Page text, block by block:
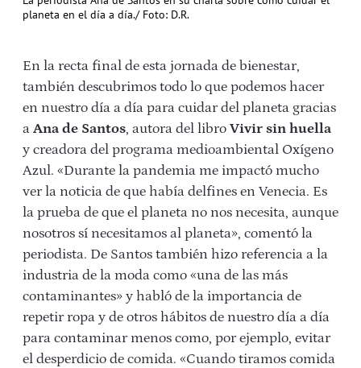
planeta en el día a día./ Foto: D.R.
En la recta final de esta jornada de bienestar,
también descubrimos todo lo que podemos hacer
en nuestro día a día para cuidar del planeta gracias
a Ana de Santos, autora del libro Vivir sin huella
y creadora del programa medioambiental Oxígeno
Azul. «Durante la pandemia me impactó mucho
ver la noticia de que había delfines en Venecia. Es
la prueba de que el planeta no nos necesita, aunque
nosotros sí necesitamos al planeta», comentó la
periodista. De Santos también hizo referencia a la
industria de la moda como «una de las más
contaminantes» y habló de la importancia de
repetir ropa y de otros hábitos de nuestro día a día
para contaminar menos como, por ejemplo, evitar
el desperdicio de comida. «Cuando tiramos comida